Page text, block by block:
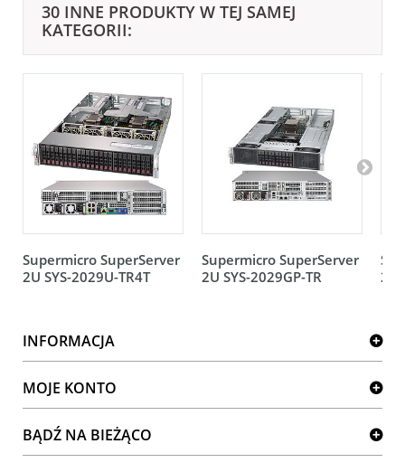
30 INNE PRODUKTY W TEJ SAMEJ
KATEGORII:
Supermicro SuperServer
2U SYS-2029U-TR4T
Supermicro SuperServer
2U SYS-2029GP-TR
2U
INFORMACJA
MOJE KONTO
BĄDŹ NA BIEŻĄCO